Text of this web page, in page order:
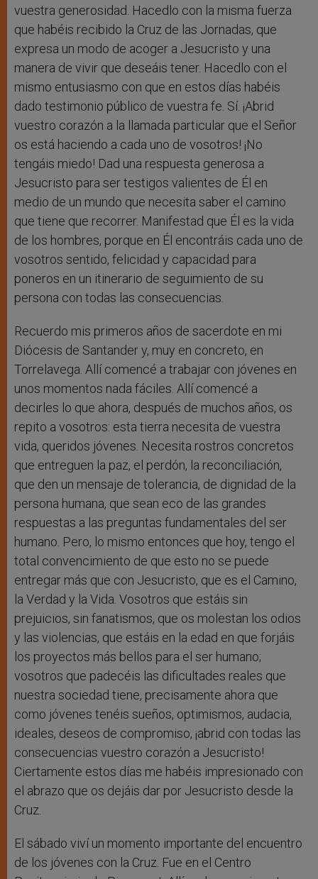
vuestra generosidad. Hacedlo con la misma fuerza
que habéis recibido la Cruz de las Jornadas, que
expresa un modo de acoger a Jesucristo y una
manera de vivir que deseáis tener. Hacedlo con el
mismo entusiasmo con que en estos días habéis
dado testimonio público de vuestra fe. Sí. ¡Abrid
vuestro corazón a la llamada particular que el Señor
os está haciendo a cada uno de vosotros! ¡No
tengáis miedo! Dad una respuesta generosa a
Jesucristo para ser testigos valientes de Él en
medio de un mundo que necesita saber el camino
que tiene que recorrer. Manifestad que Él es la vida
de los hombres, porque en Él encontráis cada uno de
vosotros sentido, felicidad y capacidad para
poneros en un itinerario de seguimiento de su
persona con todas las consecuencias.
Recuerdo mis primeros años de sacerdote en mi
Diócesis de Santander y, muy en concreto, en
Torrelavega. Allí comencé a trabajar con jóvenes en
unos momentos nada fáciles. Allí comencé a
decirles lo que ahora, después de muchos años, os
repito a vosotros: esta tierra necesita de vuestra
vida, queridos jóvenes. Necesita rostros concretos
que entreguen la paz, el perdón, la reconciliación,
que den un mensaje de tolerancia, de dignidad de la
persona humana, que sean eco de las grandes
respuestas a las preguntas fundamentales del ser
humano. Pero, lo mismo entonces que hoy, tengo el
total convencimiento de que esto no se puede
entregar más que con Jesucristo, que es el Camino,
la Verdad y la Vida. Vosotros que estáis sin
prejuicios, sin fanatismos, que os molestan los odios
y las violencias, que estáis en la edad en que forjáis
los proyectos más bellos para el ser humano;
vosotros que padecéis las dificultades reales que
nuestra sociedad tiene, precisamente ahora que
como jóvenes tenéis sueños, optimismos, audacia,
ideales, deseos de compromiso, ¡abrid con todas las
consecuencias vuestro corazón a Jesucristo!
Ciertamente estos días me habéis impresionado con
el abrazo que os dejáis dar por Jesucristo desde la
Cruz.
El sábado viví un momento importante del encuentro
de los jóvenes con la Cruz. Fue en el Centro